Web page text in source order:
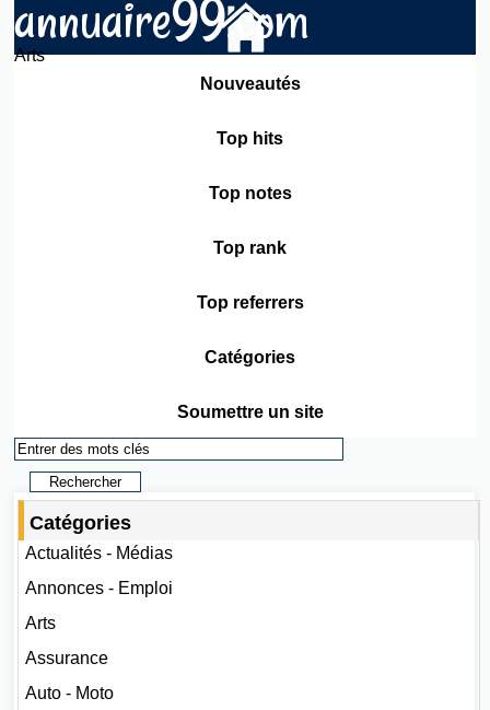
annuaire99.com
Arts
Nouveautés
Top hits
Top notes
Top rank
Top referrers
Catégories
Soumettre un site
Catégories
Actualités - Médias
Annonces - Emploi
Arts
Assurance
Auto - Moto